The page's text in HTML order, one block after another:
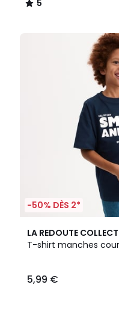
5
/
-50% DÈS 2*
LA REDOUTE
T-shirt manches
5,99 €
4,8
/ 5